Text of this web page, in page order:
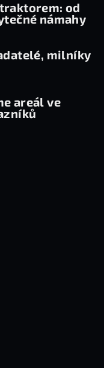
od
námahy
milníky
areál ve